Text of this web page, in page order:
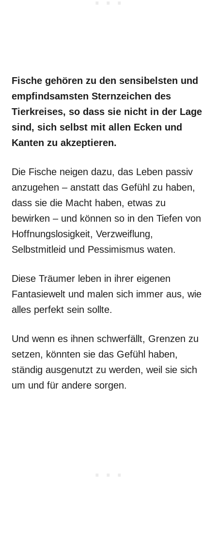
Fische gehören zu den sensibelsten und
empfindsamsten Sternzeichen des
Tierkreises, so dass sie nicht in der Lage
sind, sich selbst mit allen Ecken und
Kanten zu akzeptieren.
Die Fische neigen dazu, das Leben passiv
anzugehen – anstatt das Gefühl zu haben,
dass sie die Macht haben, etwas zu
bewirken – und können so in den Tiefen von
Hoffnungslosigkeit, Verzweiflung,
Selbstmitleid und Pessimismus waten.
Diese Träumer leben in ihrer eigenen
Fantasiewelt und malen sich immer aus, wie
alles perfekt sein sollte.
Und wenn es ihnen schwerfällt, Grenzen zu
setzen, könnten sie das Gefühl haben,
ständig ausgenutzt zu werden, weil sie sich
um und für andere sorgen.